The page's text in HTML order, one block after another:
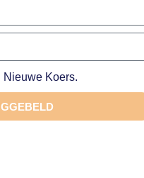
Nieuwe Koers.